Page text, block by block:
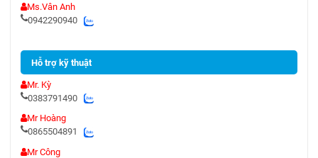
Ms.Vân Anh
0942290940
Hỗ trợ kỹ thuật
Mr. Kỳ
0383791490
Mr Hoàng
0865504891
Mr Công